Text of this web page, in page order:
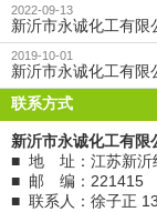
2022-09-13
新沂市永诚化工有限
2019-10-01
新沂市永诚化工有限
联系方式
新沂市永诚化工有限
■ 地 址：江苏新沂
■ 邮 编：221415
■ 联系人：徐子正